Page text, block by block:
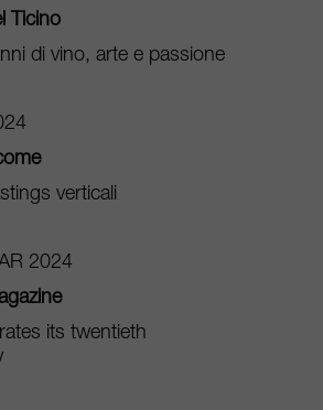
Ticino
di vino, arte e passione
verticali
2024
its twentieth